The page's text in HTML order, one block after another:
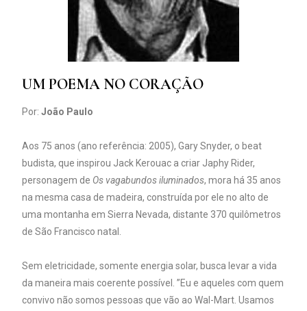
UM POEMA NO CORAÇÃO
Por: João Paulo
Aos 75 anos (ano referência: 2005), Gary Snyder, o beat
budista, que inspirou Jack Kerouac a criar Japhy Rider,
personagem de Os vagabundos iluminados, mora há 35 anos
na mesma casa de madeira, construída por ele no alto de
uma montanha em Sierra Nevada, distante 370 quilômetros
de São Francisco natal.
Sem eletricidade, somente energia solar, busca levar a vida
da maneira mais coerente possível. ”Eu e aqueles com quem
convivo não somos pessoas que vão ao Wal-Mart. Usamos